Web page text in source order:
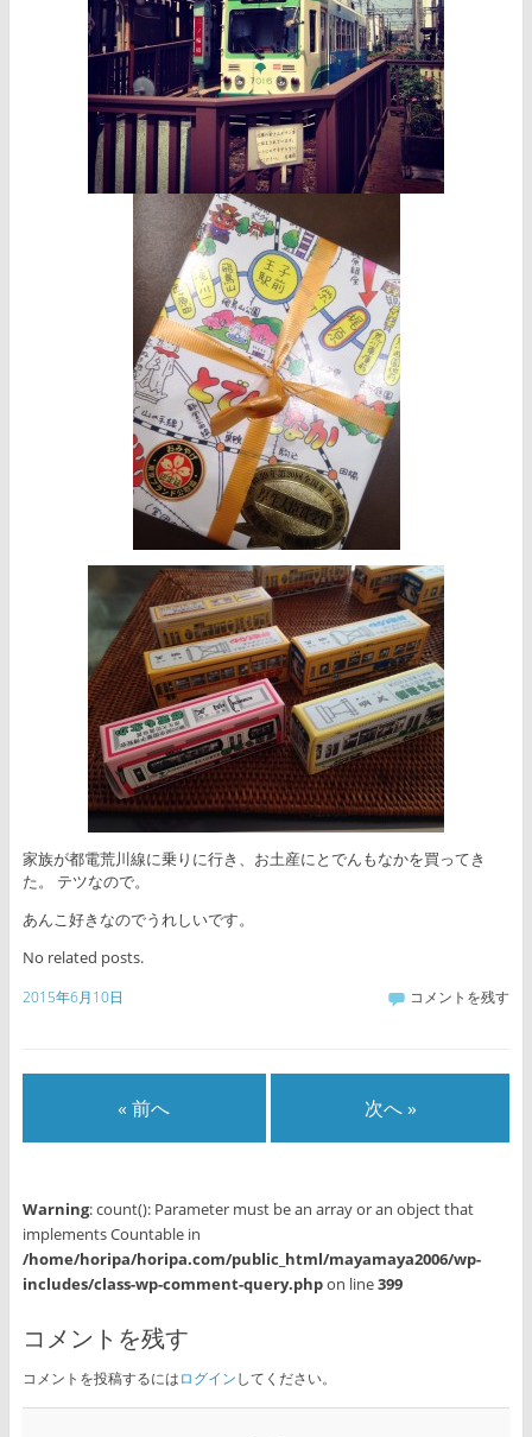
家族が都電荒川線に乗りに行き、お土産にとでんもなかを買ってき
た。 テツなので。
あんこ好きなのでうれしいです。
No related posts.
2015年6月10日 コメントを残す
« 前へ 次へ »
Warning: count(): Parameter must be an array or an object that
implements Countable in
/home/horipa/horipa.com/public_html/mayamaya2006/wp-
includes/class-wp-comment-query.phpon line399
コメントを残す
コメントを投稿するにはログインしてください。